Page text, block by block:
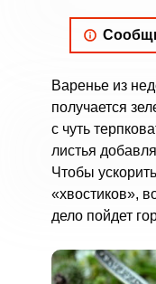
Варенье из
получается
с чуть
листья
Чтобы
«хвостиков»,
дело пойдет